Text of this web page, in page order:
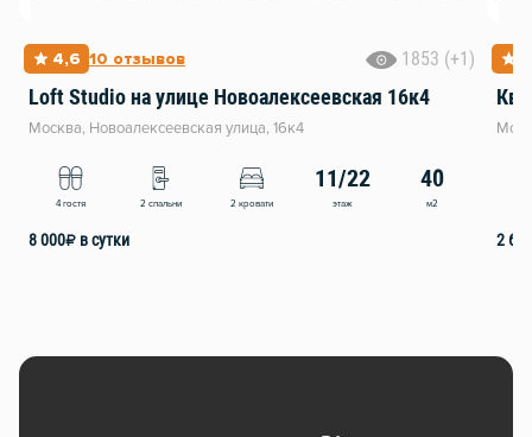
4,6 10 отзывов
1853 (+1)
Loft Studio на улице Новоалексеевская 16к4
Москва, Новоалексеевская улица, 16к4
4 гостя 2 спальни 2 кровати
11/22
этаж
40
м2
8 000₽ в сутки 2 600